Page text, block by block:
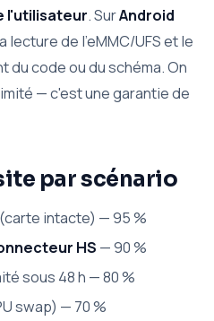
l'utilisateur. SurAndroid
lecture de l'eMMC/UFS et le
code ou du schéma. On
— c'est une garantie de
par scénario
(carte intacte) — 95 %
HS — 90 %
sous 48 h — 80 %
swap) — 70 %